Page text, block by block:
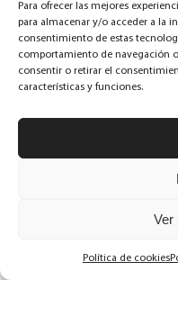
Para ofrecer las mejores
para almacenar y/o acceder a la
consentimiento de estas
comportamiento de navegación
consentir o retirar el
características y funciones.
Ver
Política de cookies
osteopatía?
06.02.2022
La realidad del